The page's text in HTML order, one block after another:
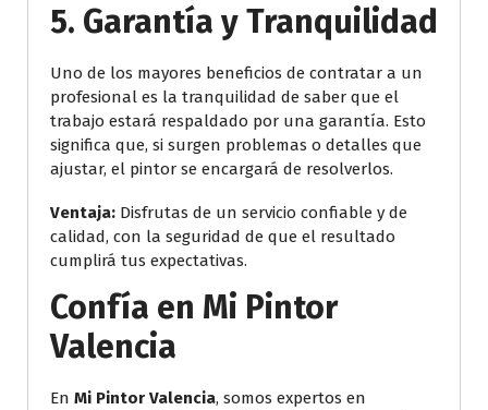
5. Garantía y Tranquilidad
Uno de los mayores beneficios de contratar a un
profesional es la tranquilidad de saber que el
trabajo estará respaldado por una garantía. Esto
significa que, si surgen problemas o detalles que
ajustar, el pintor se encargará de resolverlos.
Ventaja: Disfrutas de un servicio confiable y de
calidad, con la seguridad de que el resultado
cumplirá tus expectativas.
Confía en Mi Pintor
Valencia
En Mi Pintor Valencia, somos expertos en